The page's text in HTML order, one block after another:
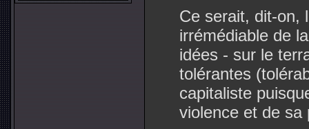
Ce serait, dit-on,
irrémédiable de
idées - sur le
tolérantes
capitaliste
violence et de sa